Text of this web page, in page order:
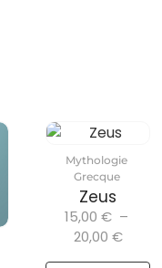
Mythologie
Grecque
Zeus
15,00 € –
20,00 €